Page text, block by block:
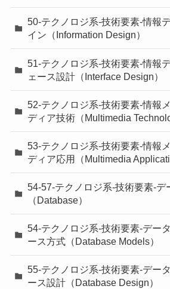
50-テクノロジ系-技術要素-情報
イン（Information Design）
51-テクノロジ系-技術要素-情報
ェース設計（Interface Design）
52-テクノロジ系-技術要素-情報
ディア技術（Multimedia
53-テクノロジ系-技術要素-情報
ディア応用（Multimedia
54-57-テクノロジ系-技術要素-デ
（Database）
54-テクノロジ系-技術要素-デー
ース方式（Database Models）
55-テクノロジ系-技術要素-デー
ース設計（Database Design）